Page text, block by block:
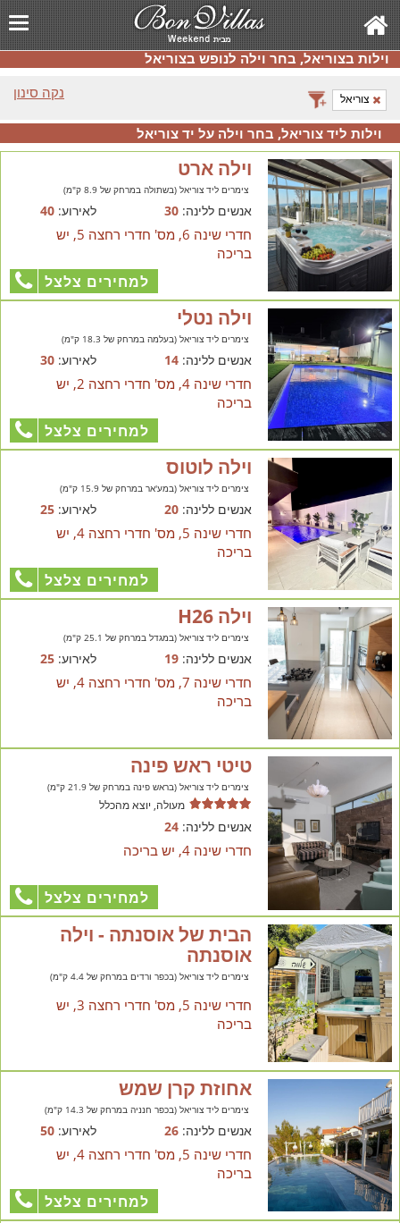
וילות בצוריאל, בחר וילה לנופש בצוריאל
נקה סינון
צוריאל
וילות ליד צוריאל, בחר וילה על יד צוריאל
וילה ארט
צימרים ליד צוריאל (בשתולה במרחק של 8.9 ק"מ)
אנשים ללינה:30 לאירוע:40
חדרי שינה 6, מס' חדרי רחצה 5, יש
בריכה
למחירים צלצל
וילה נטלי
צימרים ליד צוריאל (בעלמה במרחק של 18.3 ק"מ)
אנשים ללינה:14 לאירוע:30
חדרי שינה 4, מס' חדרי רחצה 2, יש
בריכה
למחירים צלצל
וילה לוטוס
צימרים ליד צוריאל (במע'אר במרחק של 15.9 ק"מ)
אנשים ללינה:20 לאירוע:25
חדרי שינה 5, מס' חדרי רחצה 4, יש
בריכה
למחירים צלצל
וילה H26
צימרים ליד צוריאל (במגדל במרחק של 25.1 ק"מ)
אנשים ללינה:19 לאירוע:25
חדרי שינה 7, מס' חדרי רחצה 4, יש
בריכה
טיטי ראש פינה
צימרים ליד צוריאל (בראש פינה במרחק של 21.9 ק"מ)
מעולה, יוצא מהכלל
אנשים ללינה:24
חדרי שינה 4, יש בריכה
למחירים צלצל
הבית של אוסנתה - וילה
אוסנתה
צימרים ליד צוריאל (בכפר ורדים במרחק של 4.4 ק"מ)
חדרי שינה 5, מס' חדרי רחצה 3, יש
בריכה
אחוזת קרן שמש
צימרים ליד צוריאל (בכפר חנניה במרחק של 14.3 ק"מ)
אנשים ללינה:26 לאירוע:50
חדרי שינה 5, מס' חדרי רחצה 4, יש
בריכה
למחירים צלצל